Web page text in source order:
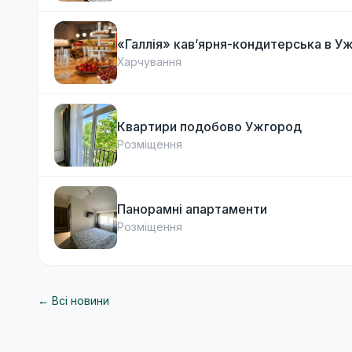
«Галлія» кав’ярня-кондитерська в
Харчування
Квартири подобово Ужгород
Розміщення
Панорамні апартаменти
Розміщення
← Всі новини